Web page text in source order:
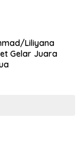
Liliyana
Gelar Juara